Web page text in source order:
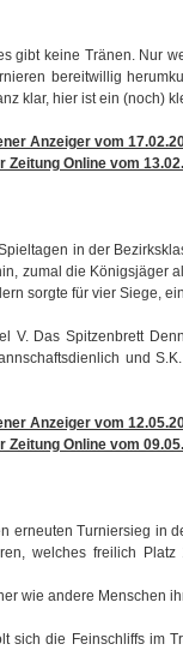
gibt keine Tränen. Nur
bereitwillig
klar, hier ist ein (noch)
Anzeiger vom
Zeitung Online vom
in der
zumal die Königsjäger
sorgte für vier Siege,
V. Das Spitzenbrett
und
Anzeiger vom
Zeitung Online vom
erneuten Turniersieg in
welches freilich
wie andere Menschen
sich die Feinschliffs im